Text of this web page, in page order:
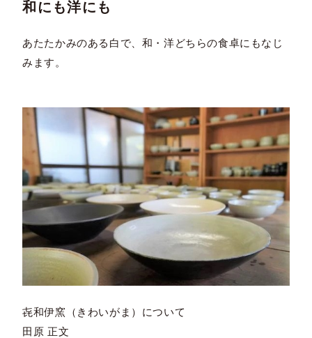
和にも洋にも
あたたかみのある白で、和・洋どちらの食卓にもなじ
みます。
㐂和伊窯（きわいがま）について
田原 正文